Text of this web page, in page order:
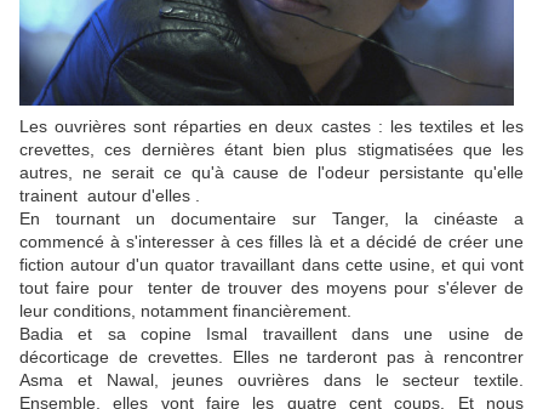
Les ouvrières sont réparties en deux castes : les textiles et les
crevettes, ces dernières étant bien plus stigmatisées que les
autres, ne serait ce qu'à cause de l'odeur persistante qu'elle
trainent autour d'elles .
En tournant un documentaire sur Tanger, la cinéaste a
commencé à s'interesser à ces filles là et a décidé de créer une
fiction autour d'un quator travaillant dans cette usine, et qui vont
tout faire pour tenter de trouver des moyens pour s'élever de
leur conditions, notamment financièrement.
Badia et sa copine Ismal travaillent dans une usine de
décorticage de crevettes. Elles ne tarderont pas à rencontrer
Asma et Nawal, jeunes ouvrières dans le secteur textile.
Ensemble, elles vont faire les quatre cent coups. Et nous